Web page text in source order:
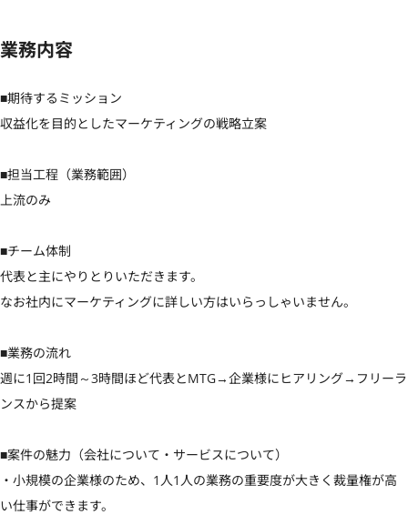
業務内容
■期待するミッション
収益化を目的としたマーケティングの戦略立案
■担当工程（業務範囲）
上流のみ
■チーム体制
代表と主にやりとりいただきます。
なお社内にマーケティングに詳しい方はいらっしゃいません。
■業務の流れ
週に1回2時間～3時間ほど代表とMTG→企業様にヒアリング→フリーラ
ンスから提案
■案件の魅力（会社について・サービスについて）
・小規模の企業様のため、1人1人の業務の重要度が大きく裁量権が高
い仕事ができます。